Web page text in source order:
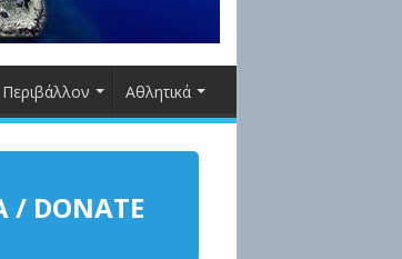
Περιβάλλον Αθλητικά
DONATE